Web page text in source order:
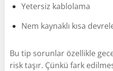
Yetersiz kablolama
Nem kaynaklı kısa
Bu tip sorunlar özellikle
risk taşır. Çünkü fark